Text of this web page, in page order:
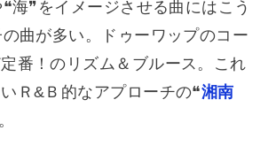
海❞をイメージさせる曲にはこう
曲が多い。ドゥーワップのコー
番！のリズム＆ブルース。これ
Ｒ&Ｂ的なアプローチの❝湘南